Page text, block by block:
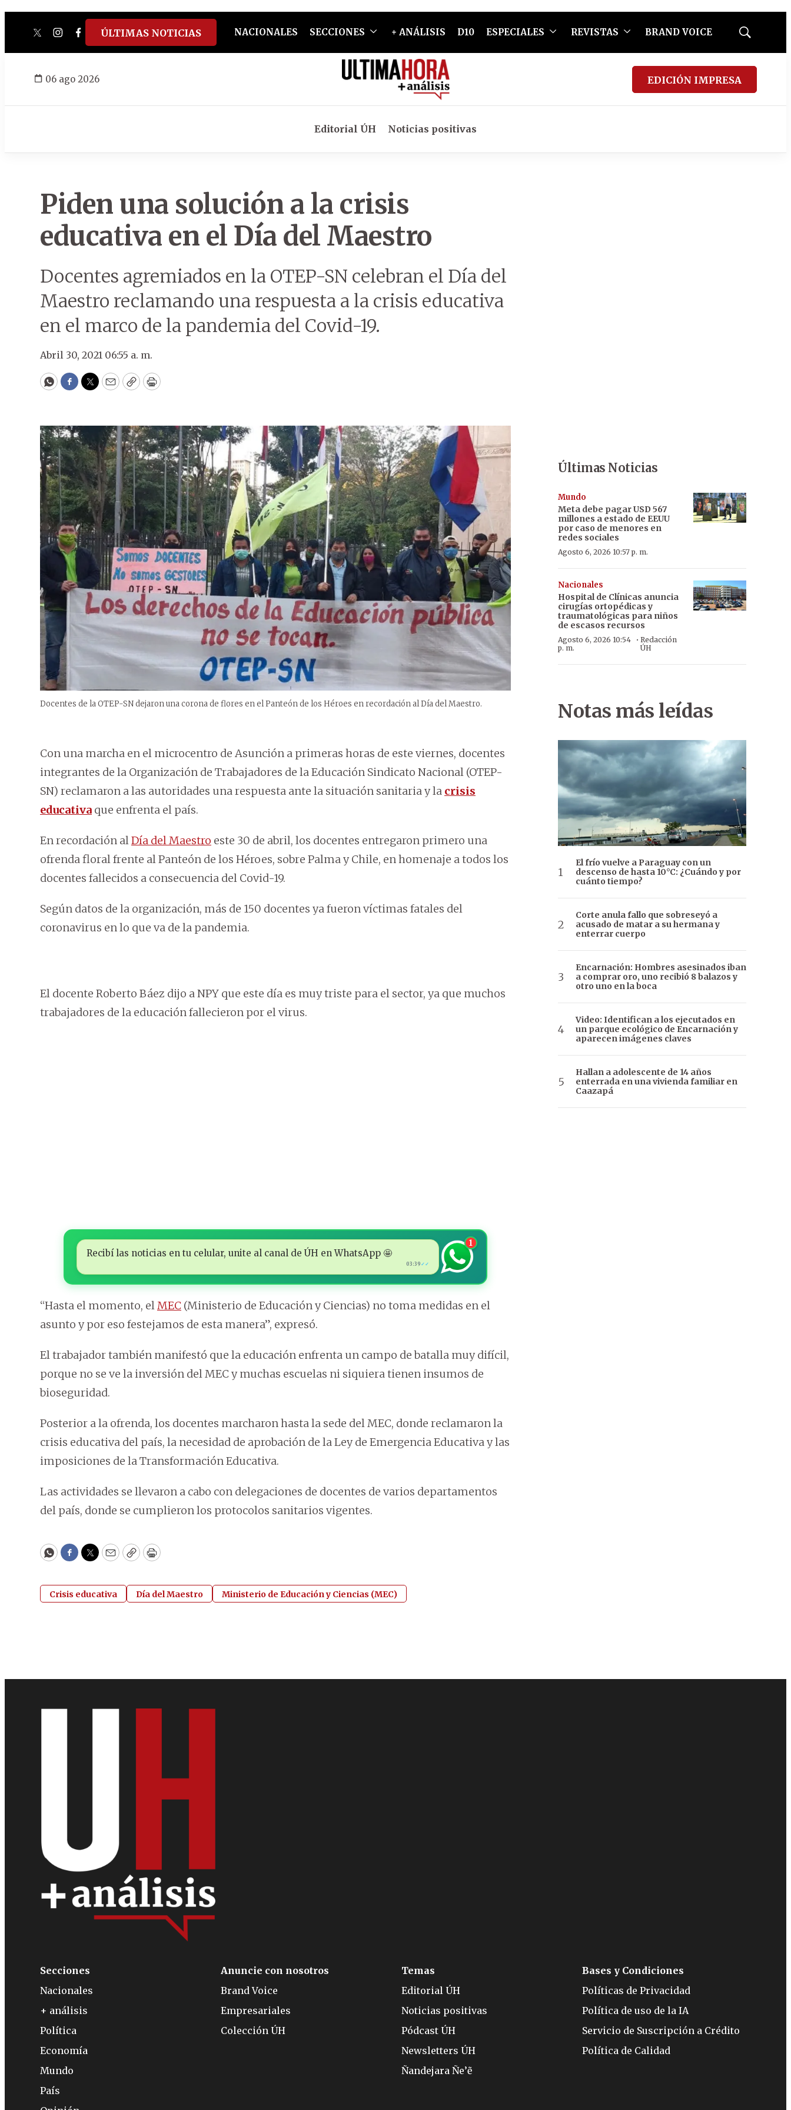
twitterinstagram
facebook
tiktokyoutube
spotify
ÚLTIMAS NOTICIAS NACIONALES SECCIONES + ANÁLISIS D10 ESPECIALES REVISTAS BRAND VOICE
Mostrar
06 ago 2026 EDICIÓN IMPRESA
Editorial ÚH Noticias positivas
Piden una solución a la crisis
educativa en el Día del Maestro
Docentes agremiados en la OTEP-SN celebran el Día del
Maestro reclamando una respuesta a la crisis educativa
en el marco de la pandemia del Covid-19.
Abril 30, 2021 06:55 a. m.
WhatsApp
Facebook
Twitter
EmailCopyPrint
Docentes de la OTEP-SN dejaron una corona de flores en el Panteón de los Héroes en recordación al Día del Maestro.
Con una marcha en el microcentro de Asunción a primeras horas de este viernes, docentes
integrantes de la Organización de Trabajadores de la Educación Sindicato Nacional (OTEP-
SN) reclamaron a las autoridades una respuesta ante la situación sanitaria y la crisis
educativa que enfrenta el país.
En recordación alDía del Maestro este 30 de abril, los docentes entregaron primero una
ofrenda floral frente al Panteón de los Héroes, sobre Palma y Chile, en homenaje a todos los
docentes fallecidos a consecuencia del Covid-19.
Según datos de la organización, más de 150 docentes ya fueron víctimas fatales del
coronavirus en lo que va de la pandemia.
El docente Roberto Báez dijo a NPY que este día es muy triste para el sector, ya que muchos
trabajadores de la educación fallecieron por el virus.
Recibí las noticias en tu celular, unite al canal de ÚH en WhatsApp 🤩
03:39 ✓✓
1
“Hasta el momento, elMEC (Ministerio de Educación y Ciencias) no toma medidas en el
asunto y por eso festejamos de esta manera”, expresó.
El trabajador también manifestó que la educación enfrenta un campo de batalla muy difícil,
porque no se ve la inversión del MEC y muchas escuelas ni siquiera tienen insumos de
bioseguridad.
Posterior a la ofrenda, los docentes marcharon hasta la sede del MEC, donde reclamaron la
crisis educativa del país, la necesidad de aprobación de la Ley de Emergencia Educativa y las
imposiciones de la Transformación Educativa.
Las actividades se llevaron a cabo con delegaciones de docentes de varios departamentos
del país, donde se cumplieron los protocolos sanitarios vigentes.
WhatsApp
Facebook
Twitter
EmailCopyPrint
Crisis educativa Día del Maestro Ministerio de Educación y Ciencias (MEC)
Últimas Noticias
Mundo
Meta debe pagar USD 567
millones a estado de EEUU
por caso de menores en
redes sociales
Agosto 6, 2026 10:57 p. m.
Nacionales
Hospital de Clínicas anuncia
cirugías ortopédicas y
traumatológicas para niños
de escasos recursos
Agosto 6, 2026 10:54
p. m.
· Redacción
ÚH
Notas más leídas
El frío vuelve a Paraguay con un
descenso de hasta 10°C: ¿Cuándo y por
cuánto tiempo?
Corte anula fallo que sobreseyó a
acusado de matar a su hermana y
enterrar cuerpo
Encarnación: Hombres asesinados iban
a comprar oro, uno recibió 8 balazos y
otro uno en la boca
Video: Identifican a los ejecutados en
un parque ecológico de Encarnación y
aparecen imágenes claves
Hallan a adolescente de 14 años
enterrada en una vivienda familiar en
Caazapá
Secciones
Nacionales
+ análisis
Política
Economía
Mundo
País
Anuncie con nosotros
Brand Voice
Empresariales
Colección ÚH
Temas
Editorial ÚH
Noticias positivas
Pódcast ÚH
Newsletters ÚH
Ñandejara Ñe’ẽ
Bases y Condiciones
Políticas de Privacidad
Política de uso de la IA
Servicio de Suscripción a Crédito
Política de Calidad